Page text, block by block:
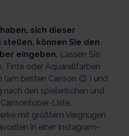
sich dieser
können Sie den
eingeben. Lassen Sie
Tinte oder Aquarellfarben
(am besten Canson 😉 ) und
nach den spielerischen und
Liste.
mit größtem Vergnügen
in einer Instagram-